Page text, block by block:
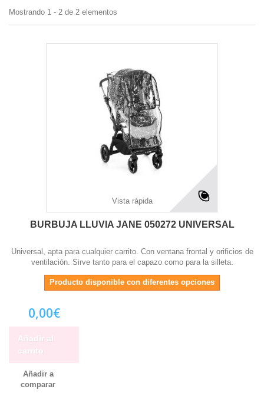
Mostrando 1 - 2 de 2 elementos
Vista rápida
BURBUJA LLUVIA JANE 050272 UNIVERSAL
Universal, apta para cualquier carrito. Con ventana frontal y orificios de
ventilación. Sirve tanto para el capazo como para la silleta.
Producto disponible con diferentes opciones
0,00€
Añadir al
carrito
Añadir a
comparar